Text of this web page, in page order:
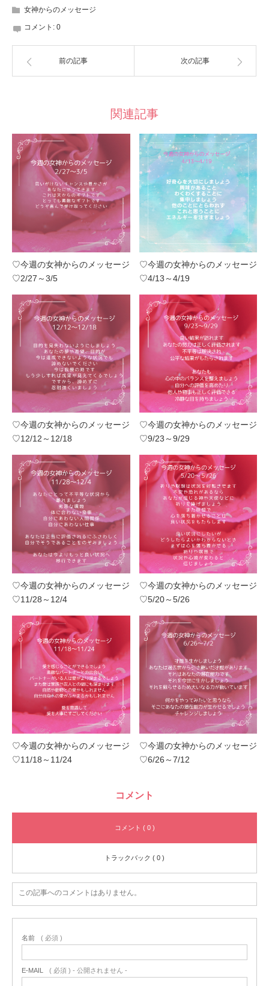
女神からのメッセージ
コメント: 0
前の記事 次の記事
関連記事
♡今週の女神からのメッセージ
♡2/27～3/5
♡今週の女神からのメッセージ
♡4/13～4/19
♡今週の女神からのメッセージ
♡12/12～12/18
♡今週の女神からのメッセージ
♡9/23～9/29
♡今週の女神からのメッセージ
♡11/28～12/4
♡今週の女神からのメッセージ
♡5/20～5/26
♡今週の女神からのメッセージ
♡11/18～11/24
♡今週の女神からのメッセージ
♡6/26～7/12
コメント
コメント ( 0 )
トラックバック ( 0 )
この記事へのコメントはありません。
名前 ( 必須 )
E-MAIL ( 必須 ) - 公開されません -